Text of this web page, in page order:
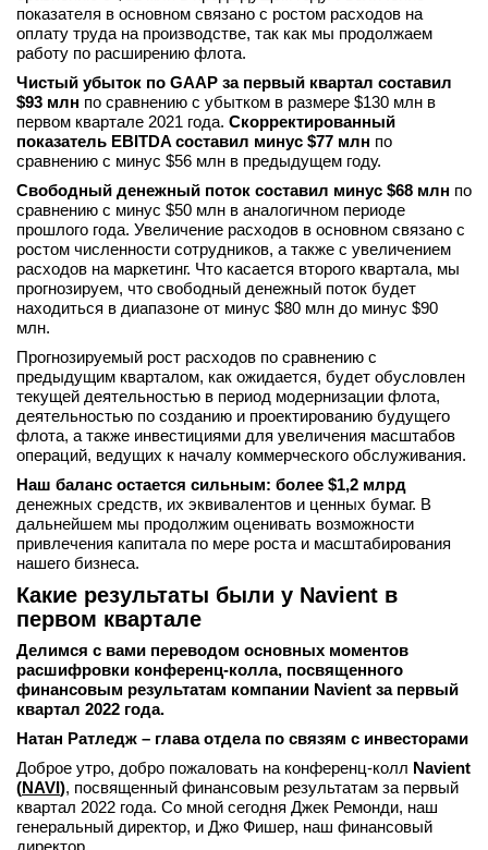
показателя в основном связано с ростом расходов на
оплату труда на производстве, так как мы продолжаем
работу по расширению флота.
Чистый убыток по GAAP за первый квартал составил
$93 млн по сравнению с убытком в размере $130 млн в
первом квартале 2021 года. Скорректированный
показатель EBITDA составил минус $77 млн по
сравнению с минус $56 млн в предыдущем году.
Свободный денежный поток составил минус $68 млн по
сравнению с минус $50 млн в аналогичном периоде
прошлого года. Увеличение расходов в основном связано с
ростом численности сотрудников, а также с увеличением
расходов на маркетинг. Что касается второго квартала, мы
прогнозируем, что свободный денежный поток будет
находиться в диапазоне от минус $80 млн до минус $90
млн.
Прогнозируемый рост расходов по сравнению с
предыдущим кварталом, как ожидается, будет обусловлен
текущей деятельностью в период модернизации флота,
деятельностью по созданию и проектированию будущего
флота, а также инвестициями для увеличения масштабов
операций, ведущих к началу коммерческого обслуживания.
Наш баланс остается сильным: более $1,2 млрд
денежных средств, их эквивалентов и ценных бумаг. В
дальнейшем мы продолжим оценивать возможности
привлечения капитала по мере роста и масштабирования
нашего бизнеса.
Какие результаты были у Navient в
первом квартале
Делимся с вами переводом основных моментов
расшифровки конференц-колла, посвященного
финансовым результатам компании Navient за первый
квартал 2022 года.
Натан Ратледж – глава отдела по связям с инвесторами
Доброе утро, добро пожаловать на конференц-колл Navient
(NAVI), посвященный финансовым результатам за первый
квартал 2022 года. Со мной сегодня Джек Ремонди, наш
генеральный директор, и Джо Фишер, наш финансовый
директор.